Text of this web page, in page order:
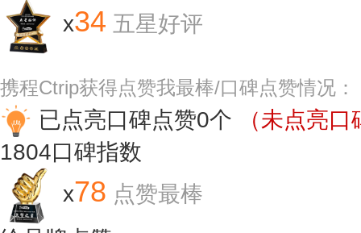
x34 五星好评
携程Ctrip获得点赞我最棒/口碑点赞情况：
已点亮口碑点赞0个
（未点亮
1804口碑指数
x78 点赞最棒